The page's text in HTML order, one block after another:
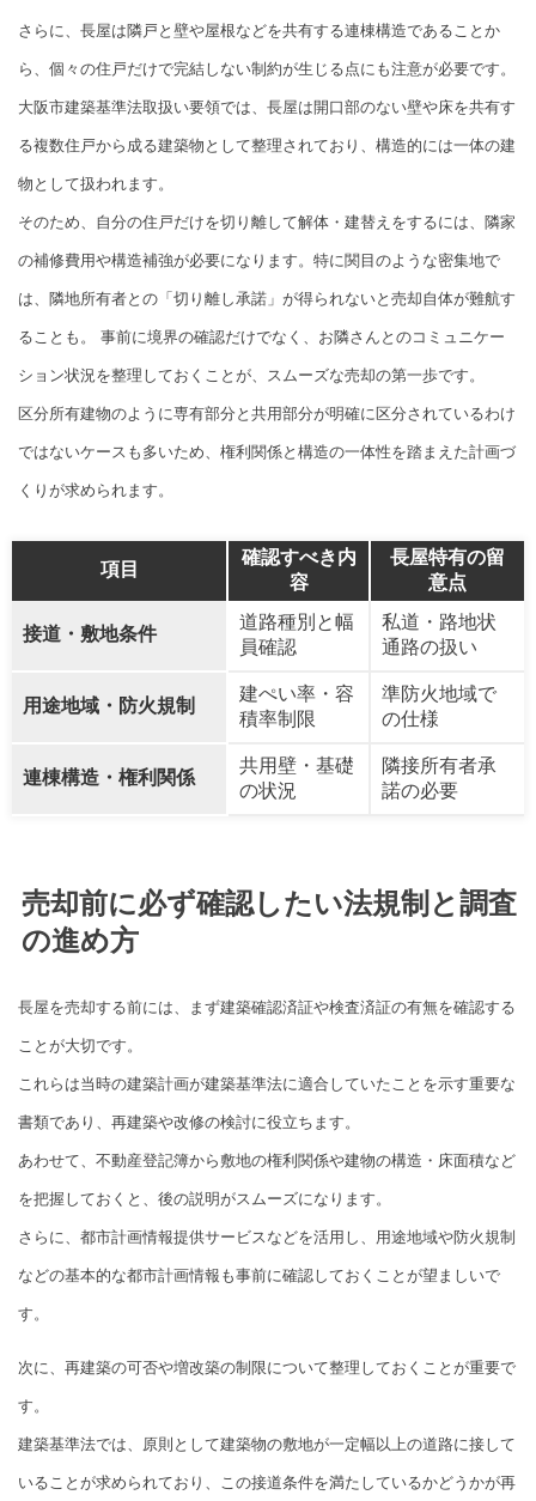
さらに、長屋は隣戸と壁や屋根などを共有する連棟構造であることか
ら、個々の住戸だけで完結しない制約が生じる点にも注意が必要です。
大阪市建築基準法取扱い要領では、長屋は開口部のない壁や床を共有す
る複数住戸から成る建築物として整理されており、構造的には一体の建
物として扱われます。
そのため、自分の住戸だけを切り離して解体・建替えをするには、隣家
の補修費用や構造補強が必要になります。特に関目のような密集地で
は、隣地所有者との「切り離し承諾」が得られないと売却自体が難航す
ることも。 事前に境界の確認だけでなく、お隣さんとのコミュニケー
ション状況を整理しておくことが、スムーズな売却の第一歩です。
区分所有建物のように専有部分と共用部分が明確に区分されているわけ
ではないケースも多いため、権利関係と構造の一体性を踏まえた計画づ
くりが求められます。
項目
確認すべき内
容
長屋特有の留
意点
接道・敷地条件
道路種別と幅
員確認
私道・路地状
通路の扱い
用途地域・防火規制
建ぺい率・容
積率制限
準防火地域で
の仕様
連棟構造・権利関係
共用壁・基礎
の状況
隣接所有者承
諾の必要
売却前に必ず確認したい法規制と調査
の進め方
長屋を売却する前には、まず建築確認済証や検査済証の有無を確認する
ことが大切です。
これらは当時の建築計画が建築基準法に適合していたことを示す重要な
書類であり、再建築や改修の検討に役立ちます。
あわせて、不動産登記簿から敷地の権利関係や建物の構造・床面積など
を把握しておくと、後の説明がスムーズになります。
さらに、都市計画情報提供サービスなどを活用し、用途地域や防火規制
などの基本的な都市計画情報も事前に確認しておくことが望ましいで
す。
次に、再建築の可否や増改築の制限について整理しておくことが重要で
す。
建築基準法では、原則として建築物の敷地が一定幅以上の道路に接して
いることが求められており、この接道条件を満たしているかどうかが再